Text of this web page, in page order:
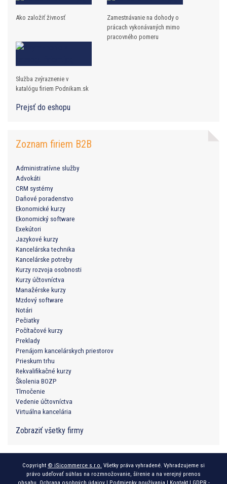
Ako založiť živnosť
Zamestnávanie na dohody o
prácach vykonávaných mimo
pracovného pomeru
Služba zvýraznenie v
katalógu firiem Podnikam.sk
Prejsť do eshopu
Zoznam firiem B2B
Administratívne služby
Advokáti
CRM systémy
Daňové poradenstvo
Ekonomické kurzy
Ekonomický software
Exekútori
Jazykové kurzy
Kancelárska technika
Kancelárske potreby
Kurzy rozvoja osobnosti
Kurzy účtovníctva
Manažérske kurzy
Mzdový software
Notári
Pečiatky
Počítačové kurzy
Preklady
Prenájom kancelárskych priestorov
Prieskum trhu
Rekvalifikačné kurzy
Školenia BOZP
Tlmočenie
Vedenie účtovníctva
Virtuálna kancelária
Zobraziť všetky firmy
Copyright © iSicommerce s.r.o. Všetky práva vyhradené. Vyhradzujeme si
právo udeľovať súhlas na rozmnožovanie, šírenie a na verejný prenos
obsahu. Ochrana osobných údajov| Podmienky používania | Kontakt| GDPR -